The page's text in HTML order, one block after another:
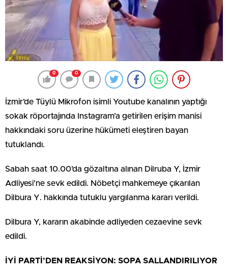
0 0
İzmir’de Tüylü Mikrofon isimli Youtube kanalının yaptığı
sokak röportajında Instagram’a getirilen erişim manisi
hakkındaki soru üzerine hükümeti eleştiren bayan
tutuklandı.
Sabah saat 10.00’da gözaltına alınan Dilruba Y, İzmir
Adliyesi’ne sevk edildi. Nöbetçi mahkemeye çıkarılan
Dilbura Y. hakkında tutuklu yargılanma kararı verildi.
Dilbura Y, kararın akabinde adliyeden cezaevine sevk
edildi.
İYİ PARTİ’DEN REAKSİYON: SOPA SALLANDIRILIYOR